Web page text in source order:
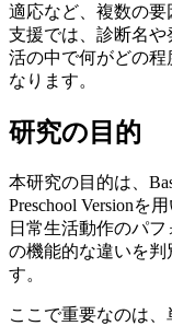
適応など、複数の
支援では、診断名
活の中で何がどの
なります。
研究の目的
本研究の目的は、
Preschool Versionを
日常生活動作のパ
の機能的な違いを
す。
ここで重要なのは